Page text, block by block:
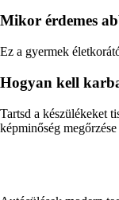
Mikor érdemes
Ez a gyermek
Hogyan kell
Tartsd a készülékeket
képminőség